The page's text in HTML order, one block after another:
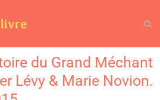
du Grand Méchant
Lévy & Marie Novion.